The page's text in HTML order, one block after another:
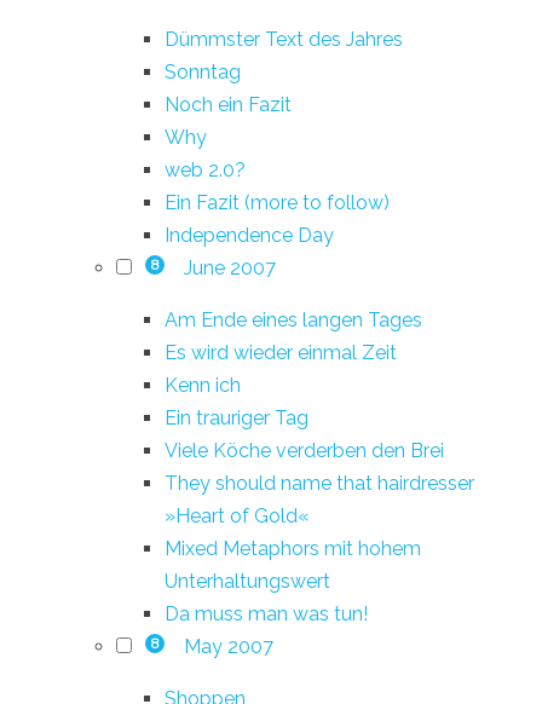
Dümmster Text des Jahres
Sonntag
Noch ein Fazit
Why
web 2.0?
Ein Fazit (more to follow)
Independence Day
8 June 2007
Am Ende eines langen Tages
Es wird wieder einmal Zeit
Kenn ich
Ein trauriger Tag
Viele Köche verderben den Brei
They should name that hairdresser
»Heart of Gold«
Mixed Metaphors mit hohem
Unterhaltungswert
Da muss man was tun!
8 May 2007
Shoppen